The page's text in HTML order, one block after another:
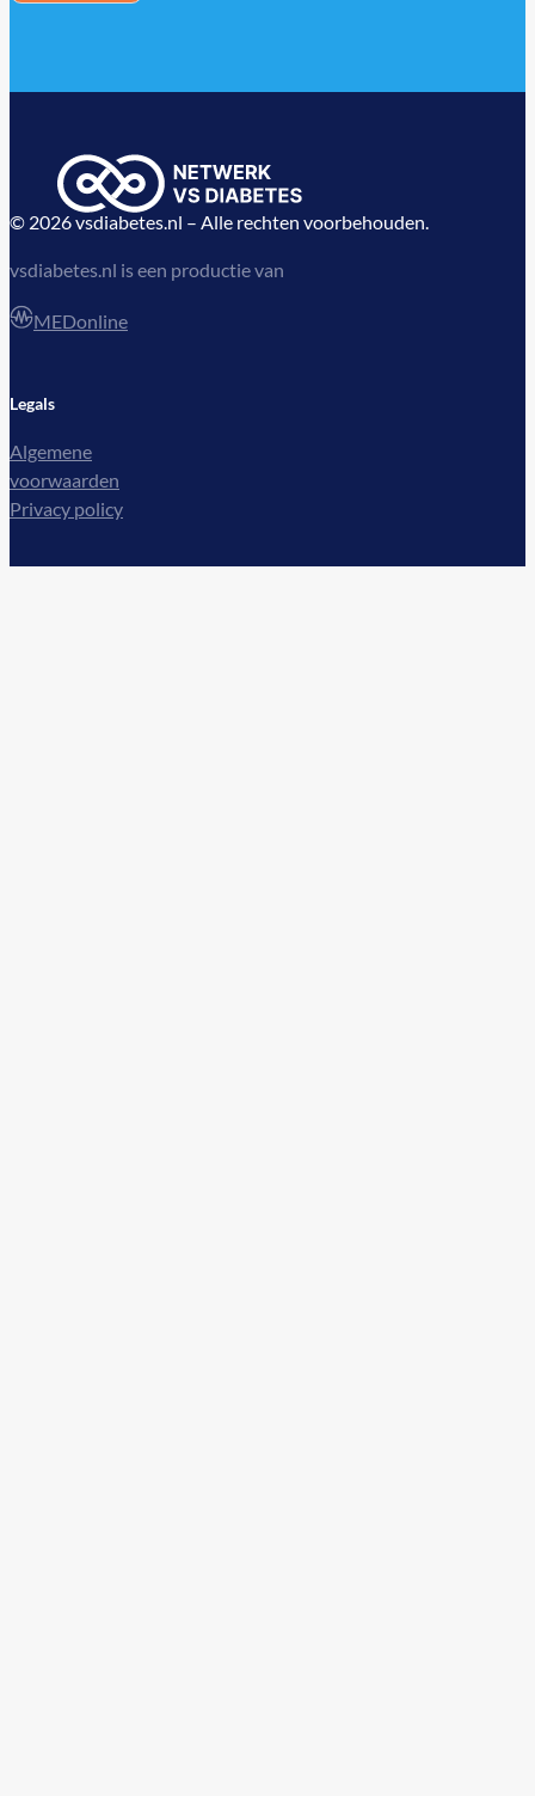
© 2026 vsdiabetes.nl – Alle rechten voorbehouden.
vsdiabetes.nl is een productie van
MEDonline
Legals
Algemene
voorwaarden
Privacy policy